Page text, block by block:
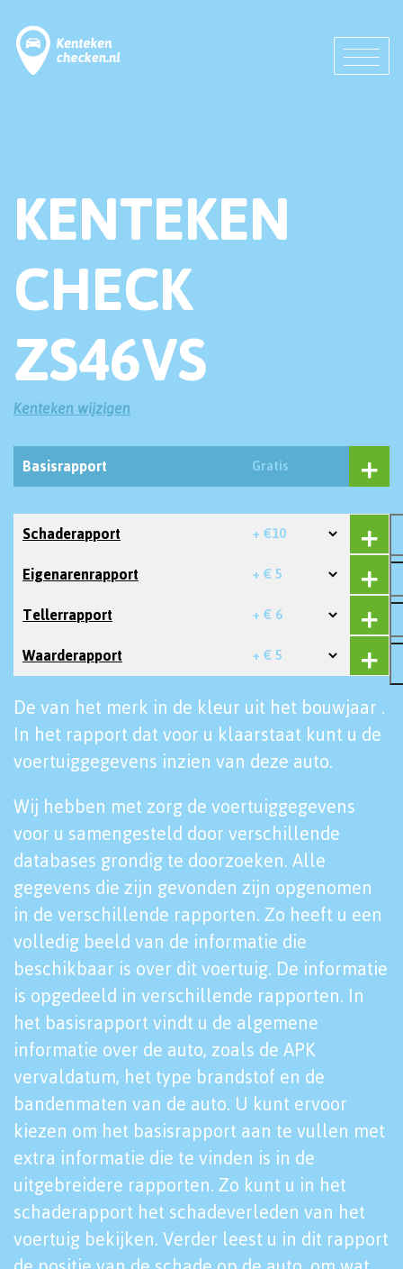
KENTEKEN
CHECK
ZS46VS
Kenteken wijzigen
Basisrapport Gratis
Schaderapport + €10
Eigenarenrapport + € 5
Tellerrapport + € 6
Waarderapport + € 5
De van het merk in de kleur uit het bouwjaar .
In het rapport dat voor u klaarstaat kunt u de
voertuiggegevens inzien van deze auto.
Wij hebben met zorg de voertuiggegevens
voor u samengesteld door verschillende
databases grondig te doorzoeken. Alle
gegevens die zijn gevonden zijn opgenomen
in de verschillende rapporten. Zo heeft u een
volledig beeld van de informatie die
beschikbaar is over dit voertuig. De informatie
is opgedeeld in verschillende rapporten. In
het basisrapport vindt u de algemene
informatie over de auto, zoals de APK
vervaldatum, het type brandstof en de
bandenmaten van de auto. U kunt ervoor
kiezen om het basisrapport aan te vullen met
extra informatie die te vinden is in de
uitgebreidere rapporten. Zo kunt u in het
schaderapport het schadeverleden van het
voertuig bekijken. Verder leest u in dit rapport